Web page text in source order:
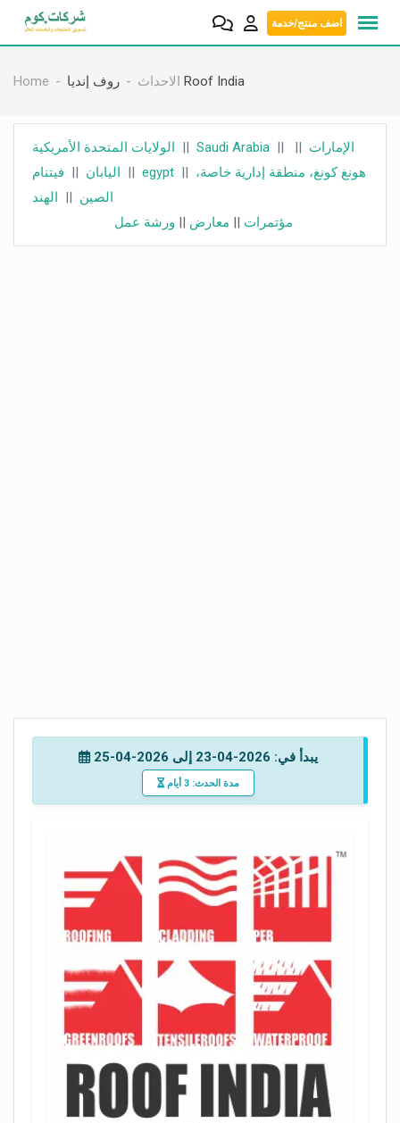
اضف منتج/خدمة
Home الاحداث روف إنديا Roof India
الولايات المتحدة الأمريكية || Saudi Arabia || الإمارات ||
اليابان || فيتنام || egypt || هونغ كونغ، منطقة إدارية خاصة،
الصين || الهند
مؤتمرات || معارض || ورشة عمل
يبدأ في: 2026-04-23 إلى 2026-04-25
مدة الحدث: 3 أيام